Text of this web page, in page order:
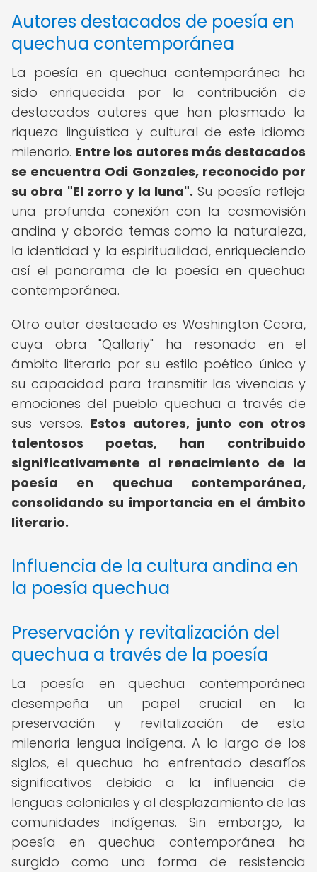
Autores destacados de poesía en
quechua contemporánea
La poesía en quechua contemporánea ha
sido enriquecida por la contribución de
destacados autores que han plasmado la
riqueza lingüística y cultural de este idioma
milenario. Entre los autores más destacados
se encuentra Odi Gonzales, reconocido por
su obra "El zorro y la luna". Su poesía refleja
una profunda conexión con la cosmovisión
andina y aborda temas como la naturaleza,
la identidad y la espiritualidad, enriqueciendo
así el panorama de la poesía en quechua
contemporánea.
Otro autor destacado es Washington Ccora,
cuya obra "Qallariy" ha resonado en el
ámbito literario por su estilo poético único y
su capacidad para transmitir las vivencias y
emociones del pueblo quechua a través de
sus versos. Estos autores, junto con otros
talentosos poetas, han contribuido
significativamente al renacimiento de la
poesía en quechua contemporánea,
consolidando su importancia en el ámbito
literario.
Influencia de la cultura andina en
la poesía quechua
Preservación y revitalización del
quechua a través de la poesía
La poesía en quechua contemporánea
desempeña un papel crucial en la
preservación y revitalización de esta
milenaria lengua indígena. A lo largo de los
siglos, el quechua ha enfrentado desafíos
significativos debido a la influencia de
lenguas coloniales y al desplazamiento de las
comunidades indígenas. Sin embargo, la
poesía en quechua contemporánea ha
surgido como una forma de resistencia